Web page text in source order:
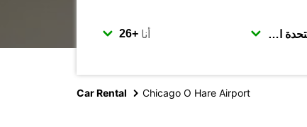
أنا
Car Rental Chicago O Hare Airport